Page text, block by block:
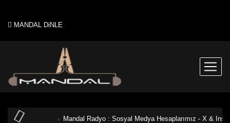
MANDAL DiNLE
Mandal Radyo : Sosyal Medya Hesaplarımız - X &